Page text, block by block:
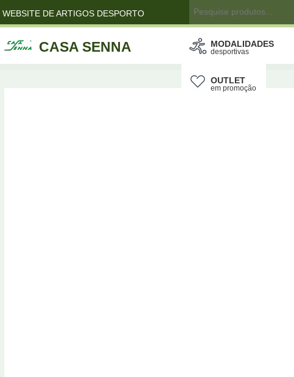
WEBSITE DE ARTIGOS DESPORTO
CASA SENNA MODALIDADES
desportivas
OUTLET
em promoção